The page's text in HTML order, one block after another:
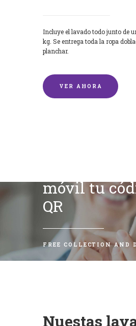
Incluye el lavado todo junto de
kg. Se entrega toda la ropa
planchar.
VER AHORA
móvil tu
QR
FREE COLLECTION AND
Nuestas